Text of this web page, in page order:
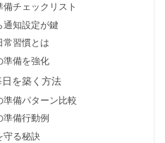
チェックリスト
通知設定が鍵
常習慣とは
準備を強化
を築く方法
備パターン比較
備行動例
守る秘訣